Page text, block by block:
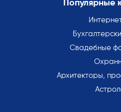
Популярные
Свадебные
Архитекторы,